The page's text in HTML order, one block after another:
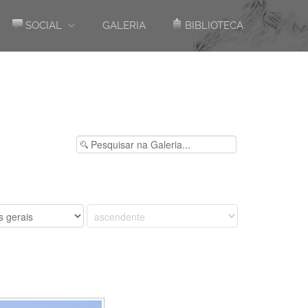
SOCIAL GALERIA BIBLIOTECA